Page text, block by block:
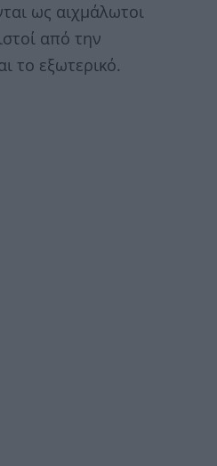
ως αιχμάλωτοι
από την
το εξωτερικό.